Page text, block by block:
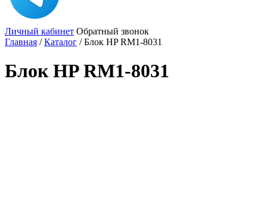
Личный кабинет Обратный звонок
Главная /Каталог /Блок HP RM1-8031
Блок HP RM1-8031